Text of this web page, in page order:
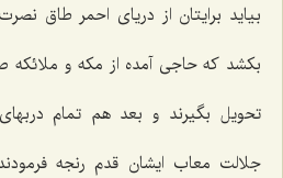
بیاید برایتان از دریای احمر طاق
بکشد که حاجی آمده از مکه و ملائکه
تحویل بگیرند و بعد هم تمام
جلالت معاب ایشان قدم رنجه